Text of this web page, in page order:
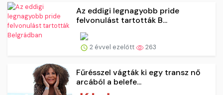
Az eddigi legnagyobb pride
felvonulást tartották B...
2 évvel ezelőtt 263
Fűrésszel vágták ki egy transz nő
arcából a belefe...